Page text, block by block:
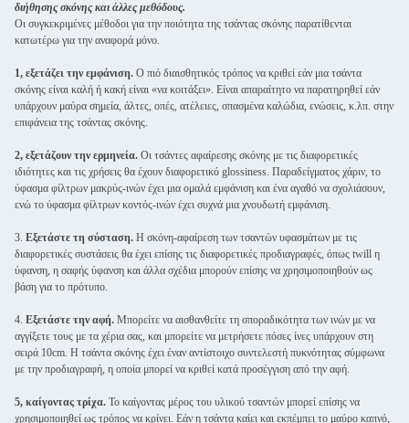
διήθησης σκόνης και άλλες μεθόδους.
Οι συγκεκριμένες μέθοδοι για την ποιότητα της τσάντας σκόνης παρατίθενται
κατωτέρω για την αναφορά μόνο.
1, εξετάζει την εμφάνιση. Ο πιό διαισθητικός τρόπος να κριθεί εάν μια τσάντα
σκόνης είναι καλή ή κακή είναι «να κοιτάξει». Είναι απαραίτητο να παρατηρηθεί εάν
υπάρχουν μαύρα σημεία, άλτες, οπές, ατέλειες, σπασμένα καλώδια, ενώσεις, κ.λπ. στην
επιφάνεια της τσάντας σκόνης.
2, εξετάζουν την ερμηνεία. Οι τσάντες αφαίρεσης σκόνης με τις διαφορετικές
ιδιότητες και τις χρήσεις θα έχουν διαφορετικό glossiness. Παραδείγματος χάριν, το
ύφασμα φίλτρων μακρύς-ινών έχει μια ομαλά εμφάνιση και ένα αγαθό να σχολιάσουν,
ενώ το ύφασμα φίλτρων κοντός-ινών έχει συχνά μια χνουδωτή εμφάνιση.
3. Εξετάστε τη σύσταση. Η σκόνη-αφαίρεση των τσαντών υφασμάτων με τις
διαφορετικές συστάσεις θα έχει επίσης τις διαφορετικές προδιαγραφές, όπως twill η
ύφανση, η σαφής ύφανση και άλλα σχέδια μπορούν επίσης να χρησιμοποιηθούν ως
βάση για το πρότυπο.
4. Εξετάστε την αφή. Μπορείτε να αισθανθείτε τη σποραδικότητα των ινών με να
αγγίξετε τους με τα χέρια σας, και μπορείτε να μετρήσετε πόσες ίνες υπάρχουν στη
σειρά 10cm. Η τσάντα σκόνης έχει έναν αντίστοιχο συντελεστή πυκνότητας σύμφωνα
με την προδιαγραφή, η οποία μπορεί να κριθεί κατά προσέγγιση από την αφή.
5, καίγοντας τρίχα. Το καίγοντας μέρος του υλικού τσαντών μπορεί επίσης να
χρησιμοποιηθεί ως τρόπος να κρίνει. Εάν η τσάντα καίει και εκπέμπει το μαύρο καπνό,